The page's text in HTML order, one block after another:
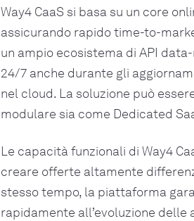
Way4 CaaS si basa su un core
assicurando rapido time-to-
un ampio ecosistema di API
24/7 anche durante gli
nel cloud. La soluzione può
modulare sia come Dedicated
Le capacità funzionali di Way4
creare offerte altamente
stesso tempo, la piattaforma
rapidamente all’evoluzione